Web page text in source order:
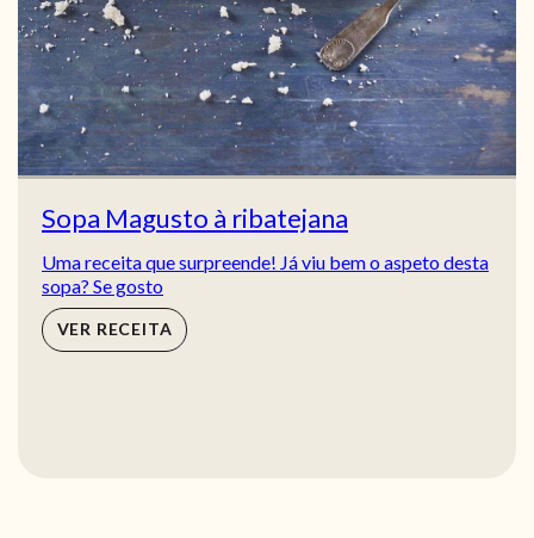
Sopa Magusto à ribatejana
Uma receita que surpreende! Já viu bem o aspeto desta
sopa? Se gosto
VER RECEITA